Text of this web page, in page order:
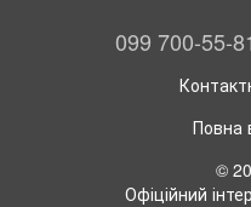
099 700-55-
Повна
©
Офіційний